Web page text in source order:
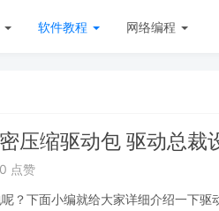
软件教程 网络编程
压缩驱动包 驱动总裁
0 点赞
？下面小编就给大家详细介绍一下